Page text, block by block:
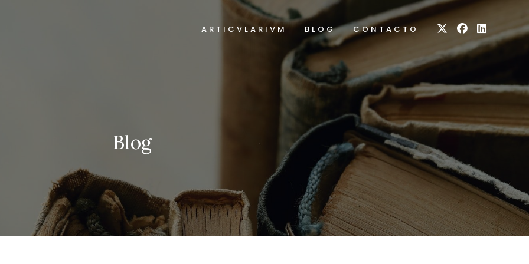
ARTICVLARIVM BLOG CONTACTO
Blog